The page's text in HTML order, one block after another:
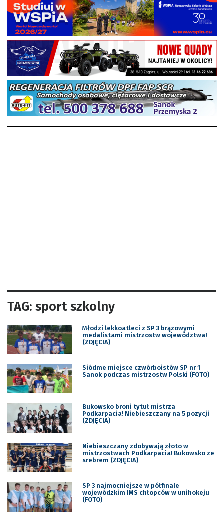
TAG: sport szkolny
Młodzi lekkoatleci z SP 3 brązowymi
medalistami mistrzostw województwa!
(ZDJĘCIA)
Siódme miejsce czwórboistów SP nr 1
Sanok podczas mistrzostw Polski (FOTO)
Bukowsko broni tytuł mistrza
Podkarpacia! Niebieszczany na 5 pozycji
(ZDJĘCIA)
Niebieszczany zdobywają złoto w
mistrzostwach Podkarpacia! Bukowsko ze
srebrem (ZDJĘCIA)
SP 3 najmocniejsze w półfinale
wojewódzkim IMS chłopców w unihokeju
(FOTO)